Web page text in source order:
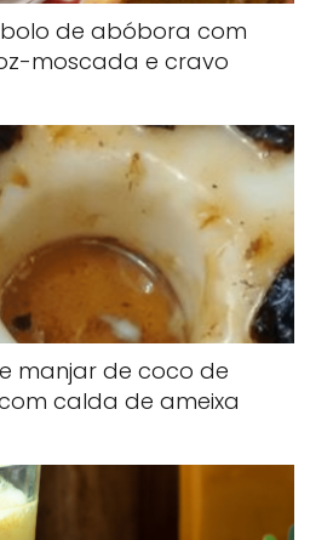
de abóbora com
moscada e cravo
manjar de coco de
calda de ameixa